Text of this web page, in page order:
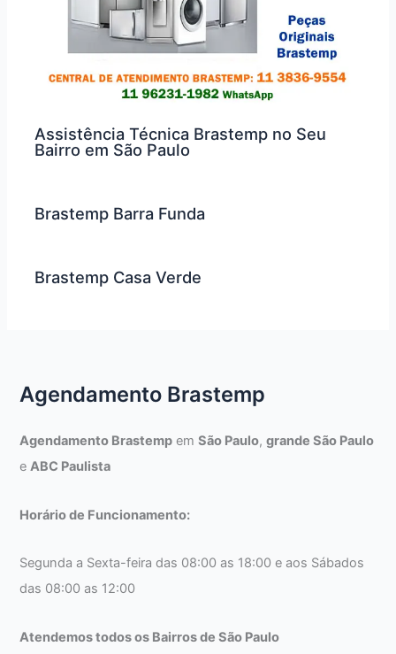
Assistência Técnica Brastemp no Seu
Bairro em São Paulo
Brastemp Barra Funda
Brastemp Casa Verde
Agendamento Brastemp
Agendamento Brastemp emSão Paulo,grande São Paulo
eABC Paulista
Horário de Funcionamento:
Segunda a Sexta-feira das 08:00 as 18:00 e aos Sábados
das 08:00 as 12:00
Atendemos todos os Bairros de São Paulo